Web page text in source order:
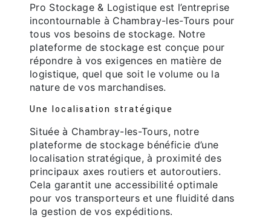
Pro Stockage & Logistique est l’entreprise
incontournable à Chambray-les-Tours pour
tous vos besoins de stockage. Notre
plateforme de stockage est conçue pour
répondre à vos exigences en matière de
logistique, quel que soit le volume ou la
nature de vos marchandises.
Une localisation stratégique
Située à Chambray-les-Tours, notre
plateforme de stockage bénéficie d’une
localisation stratégique, à proximité des
principaux axes routiers et autoroutiers.
Cela garantit une accessibilité optimale
pour vos transporteurs et une fluidité dans
la gestion de vos expéditions.